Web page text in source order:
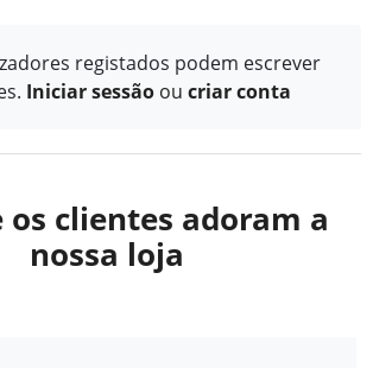
registados podem escrever
Iniciar sessão ou criar conta
os clientes adoram a
nossa loja